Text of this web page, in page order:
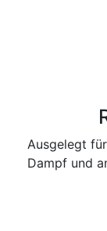
Ausgelegt
Dampf und